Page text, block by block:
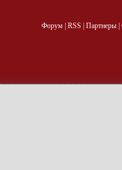
Форум| RSS Партнеры|